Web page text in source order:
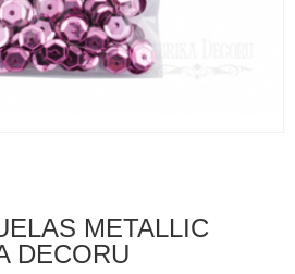
METALLIC
DECORU